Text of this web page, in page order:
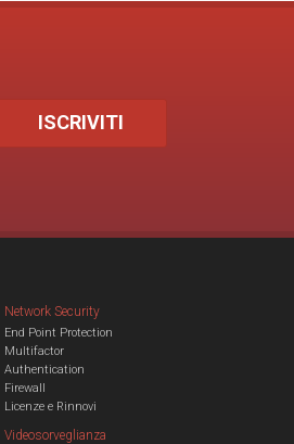
Network Security
End Point Protection
Multifactor
Authentication
Firewall
Licenze e Rinnovi
Videosorveglianza